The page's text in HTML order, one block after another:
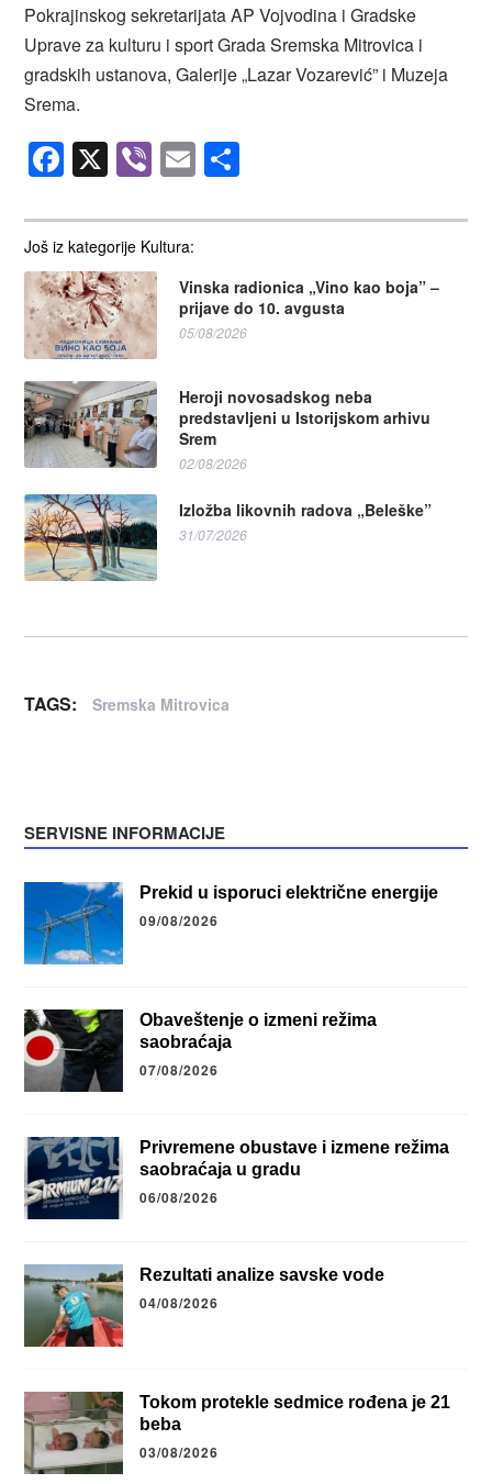
Još iz kategorije Kultura:
Vinska radionica „Vino kao boja” –
prijave do 10. avgusta
05/08/2026
Heroji novosadskog neba
predstavljeni u Istorijskom arhivu
Srem
02/08/2026
Izložba likovnih radova „Beleške”
31/07/2026
Pokrajinskog sekretarijata AP Vojvodina i Gradske
Uprave za kulturu i sport Grada Sremska Mitrovica i
gradskih ustanova, Galerije „Lazar Vozarević” i Muzeja
Srema.
Facebook
X ViberEmail
TAGS: Sremska Mitrovica
SERVISNE INFORMACIJE
Prekid u isporuci električne energije
09/08/2026
Obaveštenje o izmeni režima
saobraćaja
07/08/2026
Privremene obustave i izmene režima
saobraćaja u gradu
06/08/2026
Rezultati analize savske vode
04/08/2026
Tokom protekle sedmice rođena je 21
beba
03/08/2026